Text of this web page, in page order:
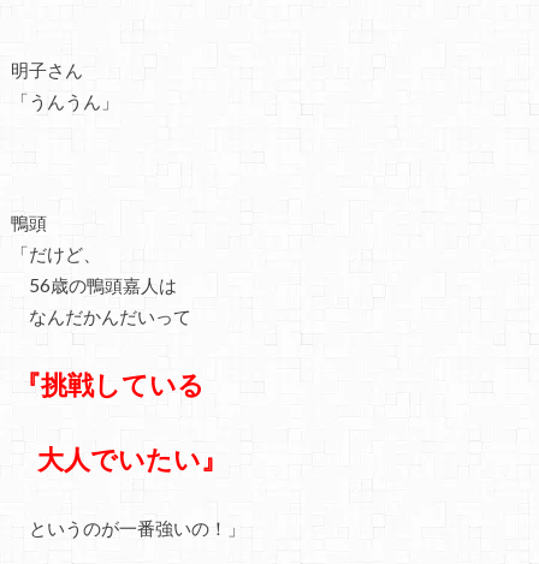
明子さん
「うんうん」
鴨頭
「だけど、
56歳の鴨頭嘉人は
なんだかんだいって
『挑戦している
大人でいたい』
というのが一番強いの！」